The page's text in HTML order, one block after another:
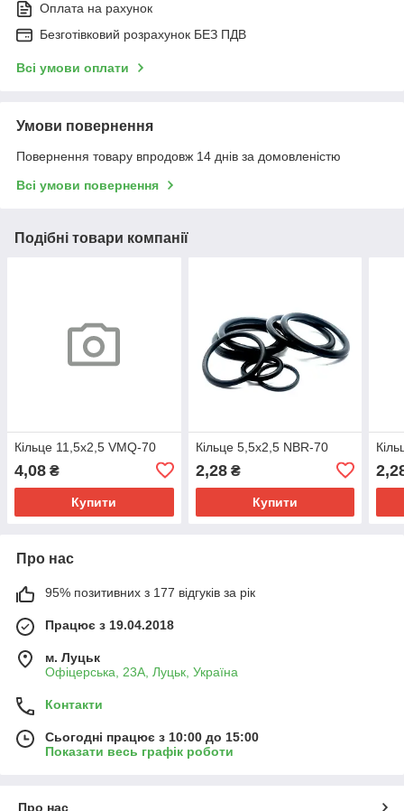
Оплата на рахунок
Безготівковий розрахунок БЕЗ ПДВ
Всі умови оплати
Умови повернення
Повернення товару впродовж 14 днів за домовленістю
Всі умови повернення
Подібні товари компанії
Кільце 11,5х2,5 VMQ-70
4,08 ₴
Купити
Кільце 5,5х2,5 NBR-70
2,28₴
Купити
Про нас
95% позитивних з 177 відгуків за рік
Працює з 19.04.2018
м. Луцьк
Офіцерська, 23А, Луцьк, Україна
Контакти
Сьогодні працює з 10:00 до 15:00
Показати весь графік роботи
Про нас